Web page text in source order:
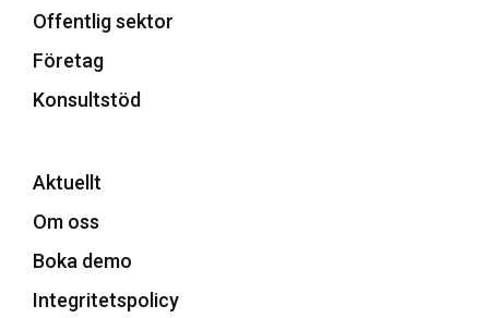
Offentlig sektor
Företag
Konsultstöd
Aktuellt
Om oss
Boka demo
Integritetspolicy